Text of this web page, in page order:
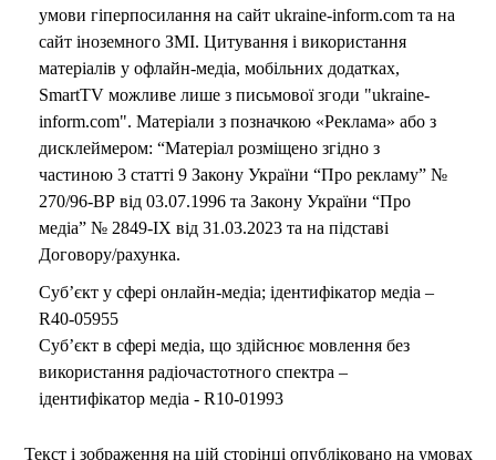
умови гіперпосилання на сайт ukraine-inform.com та на
сайт іноземного ЗМІ. Цитування і використання
матеріалів у офлайн-медіа, мобільних додатках,
SmartTV можливе лише з письмової згоди "ukraine-
inform.com". Матеріали з позначкою «Реклама» або з
дисклеймером: “Матеріал розміщено згідно з
частиною 3 статті 9 Закону України “Про рекламу” №
270/96-ВР від 03.07.1996 та Закону України “Про
медіа” № 2849-IX від 31.03.2023 та на підставі
Договору/рахунка.
Суб’єкт у сфері онлайн-медіа; ідентифікатор медіа –
R40-05955
Суб’єкт в сфері медіа, що здійснює мовлення без
використання радіочастотного спектра –
ідентифікатор медіа - R10-01993
Текст і зображення на цій сторінці опубліковано на умовах